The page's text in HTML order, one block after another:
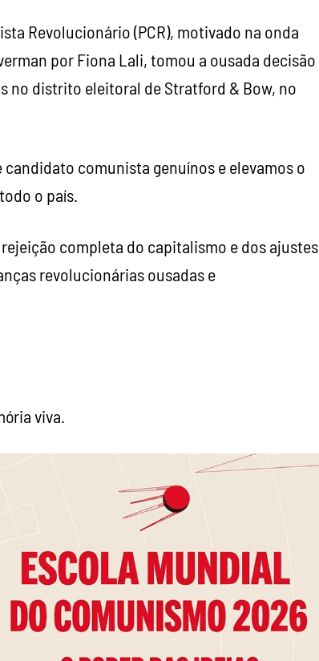
Revolucionário (PCR), motivado na onda
por Fiona Lali, tomou a ousada decisão
no distrito eleitoral de Stratford & Bow, no
comunista genuínos e elevamos o
o país.
completa do capitalismo e dos ajustes
revolucionárias ousadas e
viva.